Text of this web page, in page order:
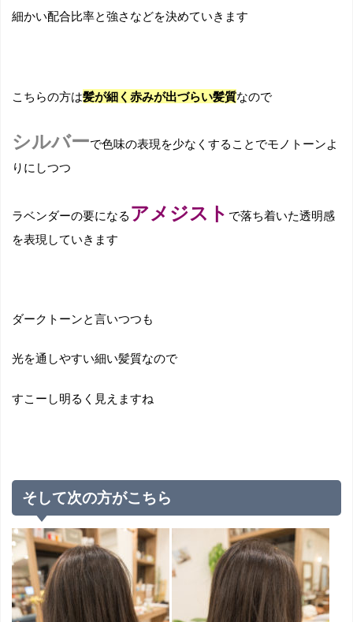
細かい配合比率と強さなどを決めていきます
こちらの方は髪が細く赤みが出づらい髪質なので
シルバーで色味の表現を少なくすることでモノトーンよ
りにしつつ
ラベンダーの要になる アメジスト で落ち着いた透明感
を表現していきます
ダークトーンと言いつつも
光を通しやすい細い髪質なので
すこーし明るく見えますね
そして次の方がこちら